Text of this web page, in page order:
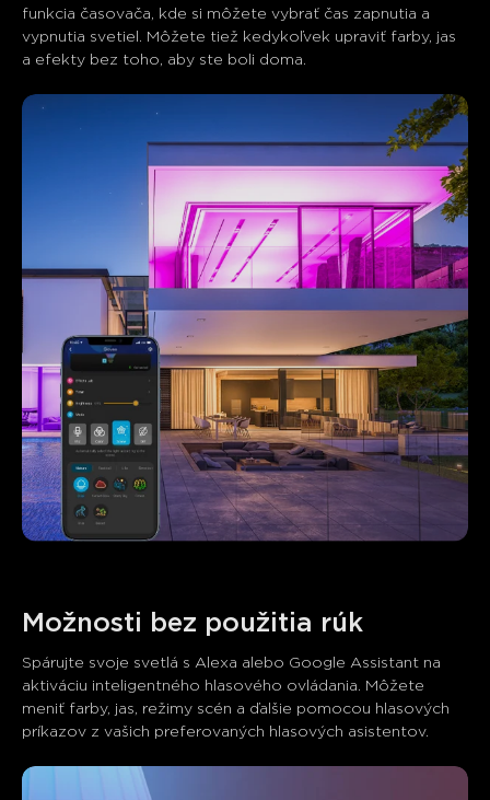
funkcia časovača, kde si môžete vybrať čas zapnutia a
vypnutia svetiel. Môžete tiež kedykoľvek upraviť farby, jas
a efekty bez toho, aby ste boli doma.
Možnosti bez použitia rúk
Spárujte svoje svetlá s Alexa alebo Google Assistant na
aktiváciu inteligentného hlasového ovládania. Môžete
meniť farby, jas, režimy scén a ďalšie pomocou hlasových
príkazov z vašich preferovaných hlasových asistentov.